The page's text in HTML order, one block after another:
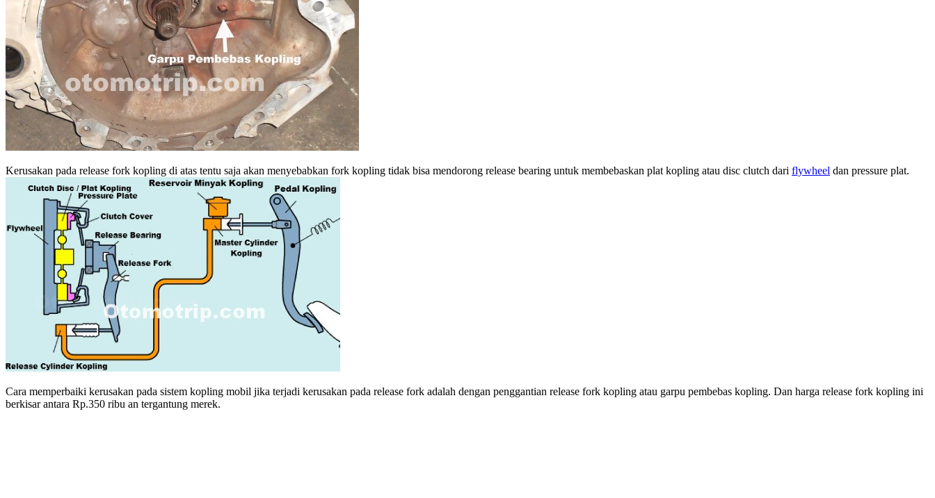
Kerusakan pada release fork kopling di atas tentu saja akan menyebabkan fork kopling tidak bisa mendorong release bearing untuk membebaskan plat kopling atau disc clutch dari flywheel dan pressure plat.
Cara memperbaiki kerusakan pada sistem kopling mobil jika terjadi kerusakan pada release fork adalah dengan penggantian release fork kopling atau garpu pembebas kopling. Dan harga release fork kopling ini
berkisar antara Rp.350 ribu an tergantung merek.